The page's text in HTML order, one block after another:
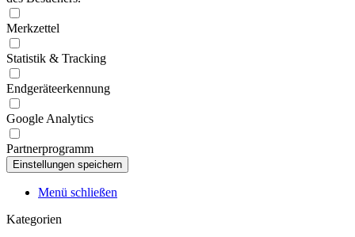
Merkzettel
Statistik & Tracking
Endgeräteerkennung
Google Analytics
Partnerprogramm
Menü schließen
Kategorien